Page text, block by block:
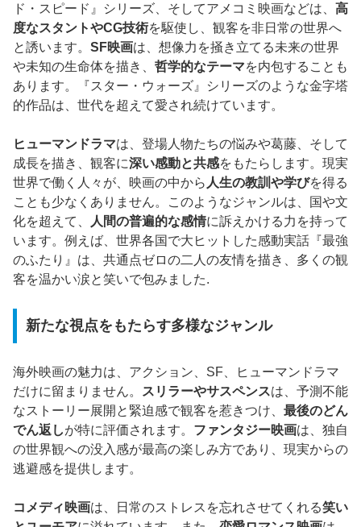
ド・スピード』シリーズ、そしてアメコミ映画などは、 高
度なスタントやCG技術を駆使し、観客を非日常の世界へ
と誘います。 SF映画は、想像力を掻き立てる未来の世界
や未知の生命体を描き、 哲学的なテーマを内包することも
あります。『スター・ウォーズ』シリーズのような金字塔
的作品は、世代を超えて愛され続けています。
ヒューマンドラマは、登場人物たちの悩みや葛藤、そして
成長を描き、観客に深い感動と共感をもたらします。現実
世界で働く人々が、映画の中から 人生の教訓や学びを得る
ことも少なくありません。このようなジャンルは、国や文
化を超えて、
人間の普遍的な感情に訴えかける力を持って
います。例えば、世界各国で大ヒットした感動実話『最強
のふたり』は、共通点ゼロの二人の友情を描き、多くの観
客を温かい涙と笑いで包みました.
新たな視点をもたらす多様なジャンル
海外映画の魅力は、アクション、SF、ヒューマンドラマ
だけに留まりません。 スリラーやサスペンスは、予測不能
なストーリー展開と緊迫感で観客を惹きつけ、 最後のどん
でん返しが特に評価されます。 ファンタジー映画は、独自
の世界観への没入感が最高の楽しみ方であり、現実からの
逃避感を提供します。
コメディ映画は、日常のストレスを忘れさせてくれる笑い